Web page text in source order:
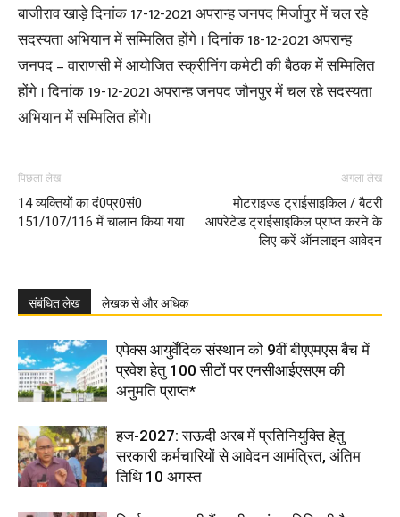
बाजीराव खाड़े दिनांक 17-12-2021 अपरान्ह जनपद मिर्जापुर में चल रहे
सदस्यता अभियान में सम्मिलित होंगे । दिनांक 18-12-2021 अपरान्ह
जनपद – वाराणसी में आयोजित स्क्रीनिंग कमेटी की बैठक में सम्मिलित
होंगे । दिनांक 19-12-2021 अपरान्ह जनपद जौनपुर में चल रहे सदस्यता
अभियान में सम्मिलित होंगे।
पिछला लेख
14 व्यक्तियों का दं0प्र0सं0
151/107/116 में चालान किया गया
अगला लेख
मोटराइज्ड ट्राईसाइकिल / बैटरी
आपरेटेड ट्राईसाइकिल प्राप्त करने के
लिए करें ऑनलाइन आवेदन
संबंधित लेख लेखक से और अधिक
एपेक्स आयुर्वेदिक संस्थान को 9वीं बीएएमएस बैच में
प्रवेश हेतु 100 सीटों पर एनसीआईएसएम की
अनुमति प्राप्त*
हज-2027: सऊदी अरब में प्रतिनियुक्ति हेतु
सरकारी कर्मचारियों से आवेदन आमंत्रित, अंतिम
तिथि 10 अगस्त